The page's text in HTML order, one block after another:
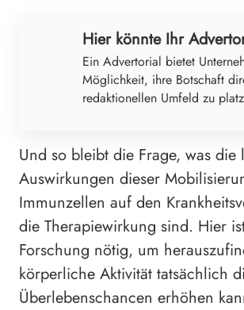
Hier könnte Ihr
Ein Advertorial bietet
Möglichkeit, ihre Botschaft
redaktionellen Umfeld zu
Und so bleibt die Frage, was die
Auswirkungen dieser
Immunzellen auf den
die Therapiewirkung sind. Hier
Forschung nötig, um
körperliche Aktivität tatsächlich
Überlebenschancen erhöhen